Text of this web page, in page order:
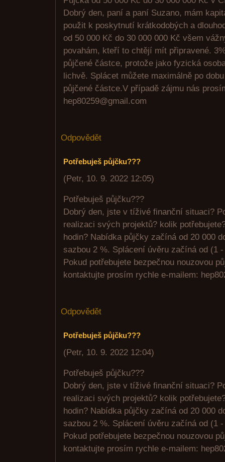
Dobrý den, paní a paní Suzano, mám
použit k poskytnutí krátkodobých a
od 50 000 Kč do 30 000 000 Kč všem
povahám, kteří to chtějí mít připravené.
půjčené částce, protože jako fyzická
lichvě. Splácet můžete maximálně po
půjčené částce.V případě zájmu nás
hep80259@gmail.com
Odpovědět
Potřebuješ půjčku???
(Petr, 10. 9. 2022 12:05)
Potřebuješ půjčku???
Dobrý den, jste v tíživé finanční situaci?
realizaci svých projektů? kolik
hodin? Nabídka půjčky začíná od 20 000
sazbou 2 %. Splácení úvěru začíná od (1
Pokud potřebujete bezpečnou nouzovou
kontaktujte prosím rychle e-mailem:
Odpovědět
Potřebuješ půjčku???
(Petr, 10. 9. 2022 12:04)
Potřebuješ půjčku???
Dobrý den, jste v tíživé finanční situaci?
realizaci svých projektů? kolik
hodin? Nabídka půjčky začíná od 20 000
sazbou 2 %. Splácení úvěru začíná od (1
Pokud potřebujete bezpečnou nouzovou
kontaktujte prosím rychle e-mailem: